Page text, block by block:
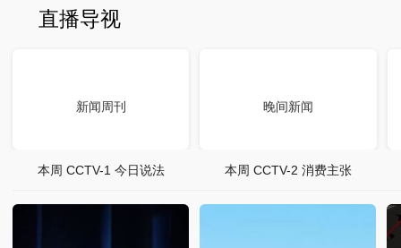
直播导视
新闻周刊 晚间新闻
本周 CCTV-1 今日说法 本周 CCTV-2 消费主张